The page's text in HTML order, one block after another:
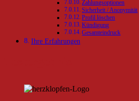
Zahlungsoptionen
Sicherheit / Anonymität
Profil löschen
Kündigung
Gesamteindruck
Ihre Erfahrungen